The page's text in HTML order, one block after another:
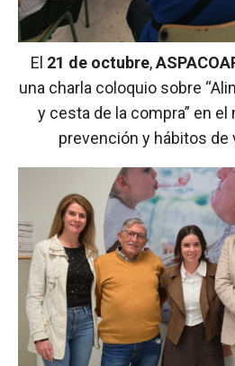
El 21 de octubre,
una charla coloquio sobre
y cesta de la compra” en el
prevención y hábitos de